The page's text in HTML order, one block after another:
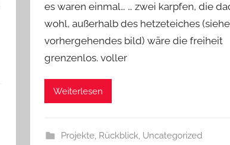
es waren einmal… … zwei karpfen, die
wohl, außerhalb des hetzeteiches (siehe
vorhergehendes bild) wäre die freiheit
grenzenlos. voller
Weiterlesen
Projekte, Rückblick, Uncategorized